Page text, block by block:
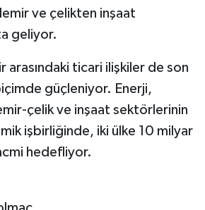
ve çelikten inşaat
geliyor.
arasındaki ticari ilişkiler de son
güçleniyor. Enerji,
çelik ve inşaat sektörlerinin
işbirliğinde, iki ülke 10 milyar
hedefliyor.